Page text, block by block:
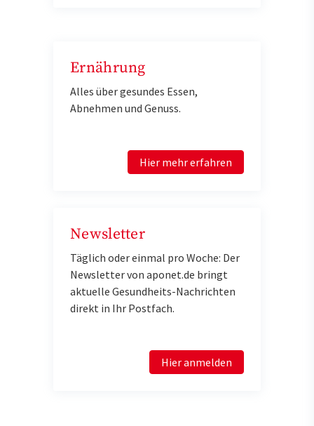
Ernährung
Alles über gesundes Essen,
Abnehmen und Genuss.
Hier mehr erfahren
Newsletter
Täglich oder einmal pro Woche: Der
Newsletter von aponet.de bringt
aktuelle Gesundheits-Nachrichten
direkt in Ihr Postfach.
Hier anmelden